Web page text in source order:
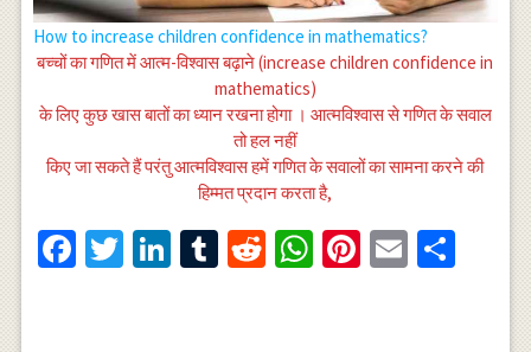
How to increase children confidence in mathematics?
बच्चों का गणित में आत्म-विश्वास बढ़ाने (increase children confidence in
mathematics)
के लिए कुछ खास बातों का ध्यान रखना होगा । आत्मविश्वास से गणित के सवाल
तो हल नहीं
किए जा सकते हैं परंतु आत्मविश्वास हमें गणित के सवालों का सामना करने की
हिम्मत प्रदान करता है,
Facebook
Twitter
LinkedIn
Tumblr
RedditWhatsApp
Pinterest
Email